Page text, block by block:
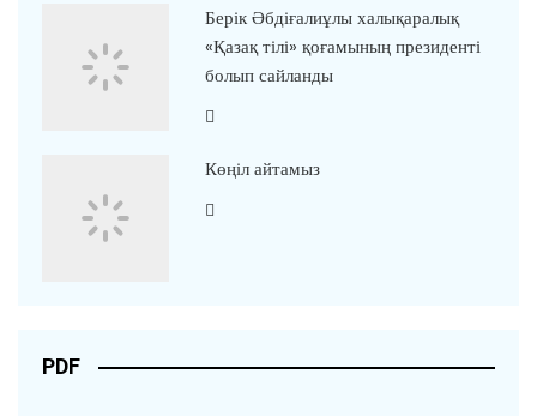
Берік Әбдіғалиұлы халықаралық
«Қазақ тілі» қоғамының президенті
болып сайланды
Көңіл айтамыз
PDF